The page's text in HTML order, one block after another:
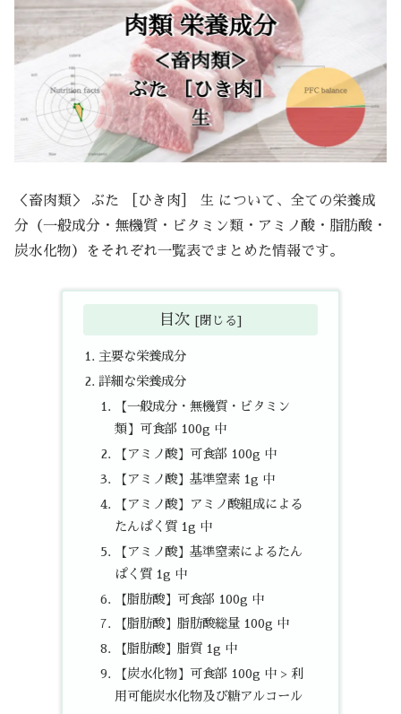
＜畜肉類＞ ぶた ［ひき肉］ 生 について、全ての栄養成
分（一般成分・無機質・ビタミン類・アミノ酸・脂肪酸・
炭水化物）をそれぞれ一覧表でまとめた情報です。
目次
主要な栄養成分
詳細な栄養成分
【一般成分・無機質・ビタミン
類】可食部 100g 中
【アミノ酸】可食部 100g 中
【アミノ酸】基準窒素 1g 中
【アミノ酸】アミノ酸組成による
たんぱく質 1g 中
【アミノ酸】基準窒素によるたん
ぱく質 1g 中
【脂肪酸】可食部 100g 中
【脂肪酸】脂肪酸総量 100g 中
【脂肪酸】脂質 1g 中
【炭水化物】可食部 100g 中 > 利
用可能炭水化物及び糖アルコール